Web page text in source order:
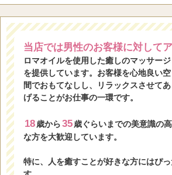
当店では男性のお客様に対してア
ロマオイルを使用した癒しのマッサージ
を提供しています。お客様を心地良い空
間でおもてなしし、リラックスさせてあ
げることがお仕事の一環です。
18 歳から35 歳ぐらいまでの美意識の
な方を大歓迎しています。
特に、人を癒すことが好きな方にはぴ